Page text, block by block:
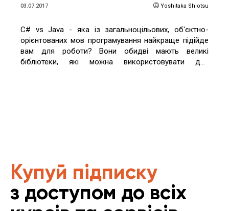
03.07.2017 Yoshitaka Shiotsu
C# vs Java - яка із загальноцільових, об'єктно-
орієнтованих мов програмування найкраще підійде
вам для роботи? Вони обидві мають великі
бібліотеки, які можна використовувати для
Купуй підписку
з доступом до всіх